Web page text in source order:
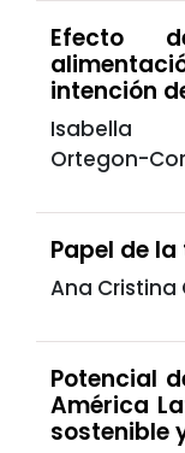
Efecto
intención
Isabella
Ortegon-
Papel de
Ana
Potencial
América
sostenible